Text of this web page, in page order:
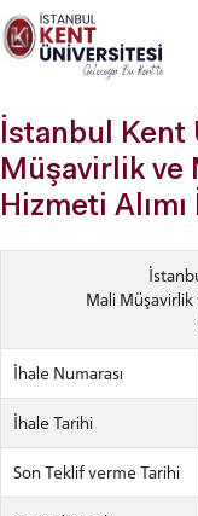
Lütfen
dikkat:
Bu
bir
erişilebilirlik
sistemi
içerir.
İstanbul
Müşavirlik ve
Hizmeti
Mali Müşavirlik
İhale Numarası
İhale Tarihi
Son Teklif verme Tarihi